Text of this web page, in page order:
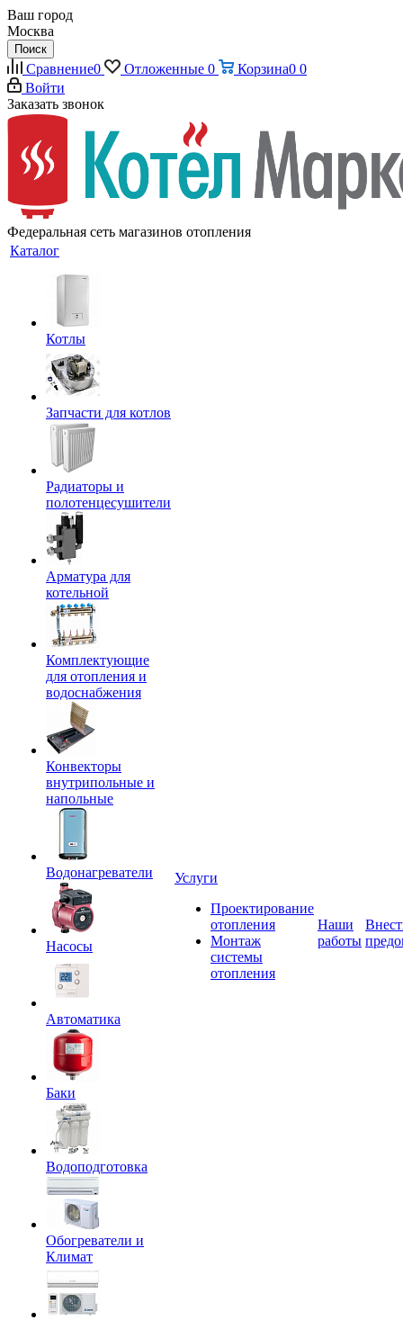
Ваш город
Москва
Поиск
Сравнение0 Отложенные 0 Корзина0 0
Войти
Заказать звонок
Федеральная сеть магазинов отопления
Каталог
Котлы
Запчасти для котлов
Радиаторы и
полотенцесушители
Арматура для
котельной
Комплектующие
для отопления и
водоснабжения
Конвекторы
внутрипольные и
напольные
Водонагреватели
Насосы
Автоматика
Баки
Водоподготовка
Обогреватели и
Климат
Услуги
Проектирование
отопления
Монтаж
системы
отопления
Наши
работы